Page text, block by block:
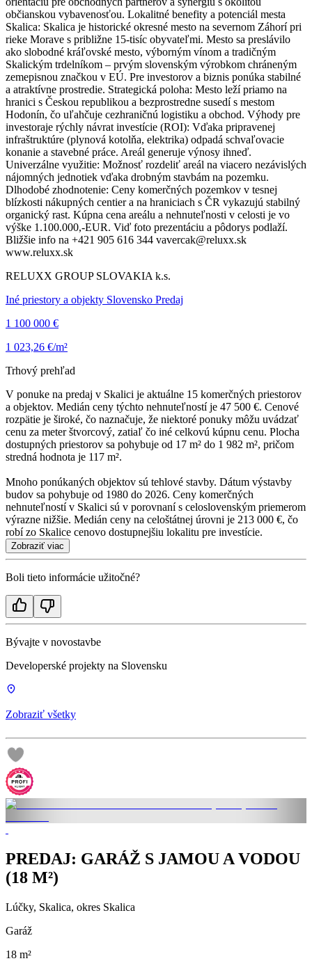
občianskou vybavenosťou. Lokalitné benefity a potenciál mesta
Skalica: Skalica je historické okresné mesto na severnom Záhorí pri
rieke Morave s približne 15-tisíc obyvateľmi. Mesto sa preslávilo
ako slobodné kráľovské mesto, výborným vínom a tradičným
Skalickým trdelníkom – prvým slovenským výrobkom chráneným
zemepisnou značkou v EÚ. Pre investorov a biznis ponúka stabilné
a atraktívne prostredie. Strategická poloha: Mesto leží priamo na
hranici s Českou republikou a bezprostredne susedí s mestom
Hodonín, čo uľahčuje cezhraničnú logistiku a obchod. Výhody pre
investoraje rýchly návrat investície (ROI): Vďaka pripravenej
infraštruktúre (plynová kotolňa, elektrika) odpadá schvaľovacie
konanie a stavebné práce. Areál generuje výnosy ihneď.
Univerzálne využitie: Možnosť rozdeliť areál na viacero nezávislých
nájomných jednotiek vďaka drobným stavbám na pozemku.
Dlhodobé zhodnotenie: Ceny komerčných pozemkov v tesnej
blízkosti nákupných centier a na hraniciach s ČR vykazujú stabilný
organický rast. Kúpna cena areálu a nehnuteľnosti v celosti je vo
výške 1.100.000,-EUR. Viď foto prezentáciu a pôdorys podlaží.
Bližšie info na +421 905 616 344 vavercak@reluxx.sk
www.reluxx.sk
RELUXX GROUP SLOVAKIA k.s.
Iné priestory a objekty Slovensko Predaj
1 100 000 €
1 023,26 €/m²
Trhový prehľad
V ponuke na predaj v Skalici je aktuálne 15 komerčných priestorov
a objektov. Medián ceny týchto nehnuteľností je 47 500 €. Cenové
rozpätie je široké, čo naznačuje, že niektoré ponuky môžu uvádzať
cenu za meter štvorcový, zatiaľ čo iné celkovú kúpnu cenu. Plocha
dostupných priestorov sa pohybuje od 17 m² do 1 982 m², pričom
stredná hodnota je 117 m².
Mnoho ponúkaných objektov sú tehlové stavby. Dátum výstavby
budov sa pohybuje od 1980 do 2026. Ceny komerčných
nehnuteľností v Skalici sú v porovnaní s celoslovenským priemerom
výrazne nižšie. Medián ceny na celoštátnej úrovni je 213 000 €, čo
robí zo Skalice cenovo dostupnejšiu lokalitu pre investície.
Zobraziť viac
Boli tieto informácie užitočné?
Bývajte v novostavbe
Developerské projekty na Slovensku
Zobraziť všetky
PREDAJ: GARÁŽ S JAMOU A VODOU
(18 M²)
Lúčky, Skalica, okres Skalica
Garáž
18 m²